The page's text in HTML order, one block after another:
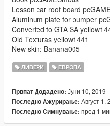
Lesson car roof board
Aluminum plate for bumper
Converted to GTA SA
Old Texturas yellow1441
New skin: Banana005
ЛИВЕРИ ЕВРОПА
Првпат Додадено: Јуни 10, 2019
Последно Ажурирање: Август 1,
Последно Симнување: пред 1